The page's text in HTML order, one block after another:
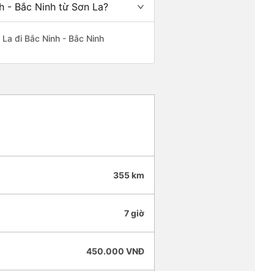
- Bắc Ninh từ Sơn La?
đi Bắc Ninh - Bắc Ninh
355 km
7 giờ
450.000 VNĐ